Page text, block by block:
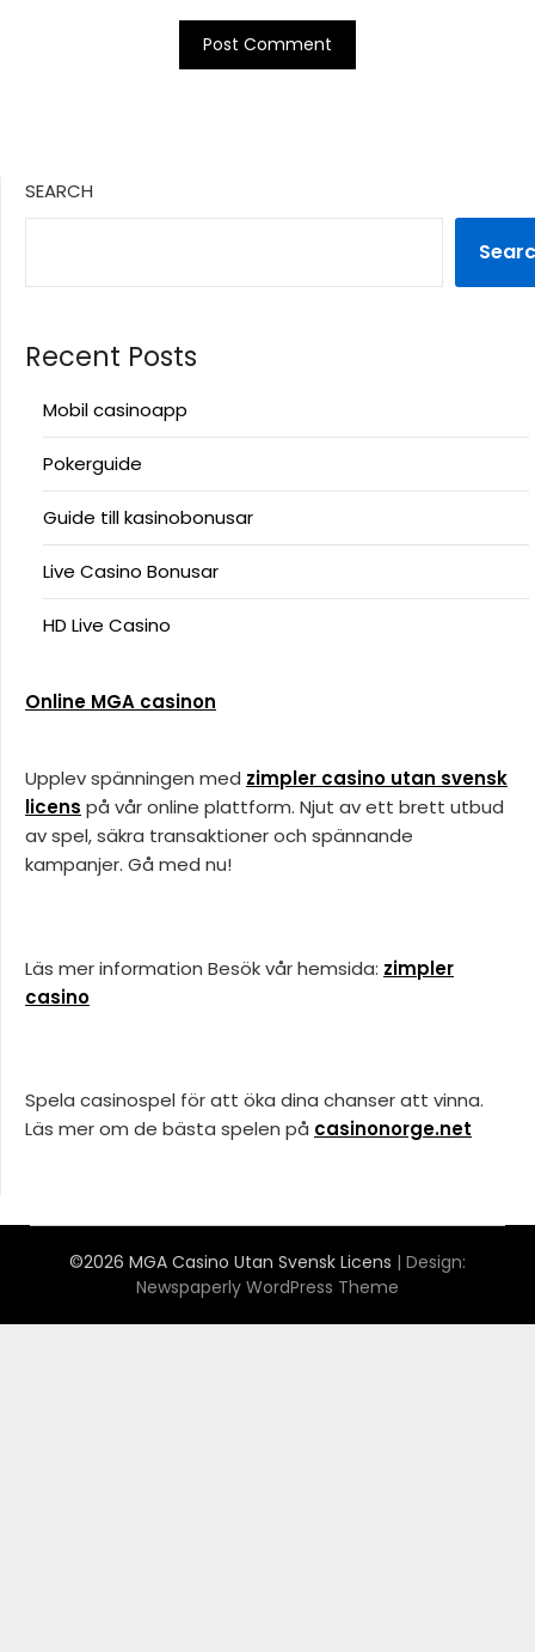
SEARCH
Recent Posts
Mobil casinoapp
Pokerguide
Guide till kasinobonusar
Live Casino Bonusar
HD Live Casino
Online MGA casinon
Upplev spänningen med zimpler casino utan svensk
licens på vår online plattform. Njut av ett brett utbud
av spel, säkra transaktioner och spännande
kampanjer. Gå med nu!
Läs mer information Besök vår hemsida: zimpler
casino
Spela casinospel för att öka dina chanser att vinna.
Läs mer om de bästa spelen på casinonorge.net
©2026 MGA Casino Utan Svensk Licens | Design:
Newspaperly WordPress Theme